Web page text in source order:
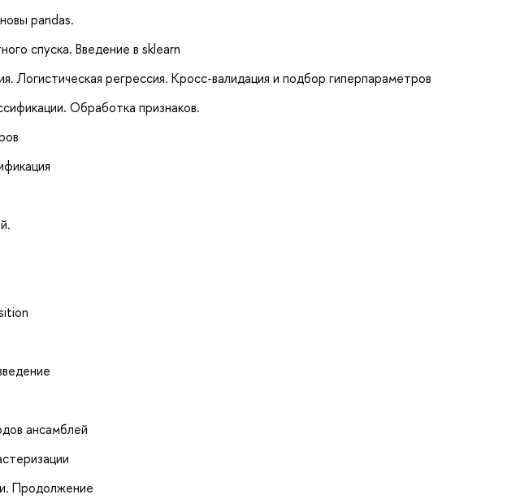
pandas.
спуска. Введение в sklearn
Логистическая регрессия. Кросс-валидация и подбор гиперпараметров
Обработка признаков.
ансамблей
Продолжение